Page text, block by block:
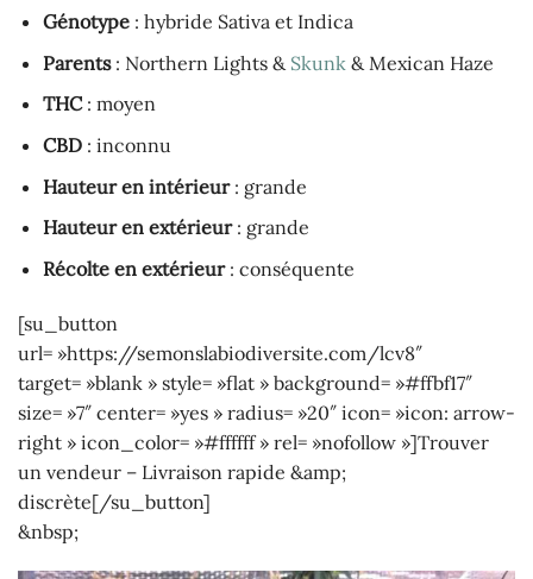
Génotype: hybride Sativa et Indica
Parents: Northern Lights & Skunk & Mexican Haze
THC: moyen
CBD: inconnu
Hauteur en intérieur: grande
Hauteur en extérieur: grande
Récolte en extérieur: conséquente
[su_button
url= »https://semonslabiodiversite.com/lcv8″
target= »blank » style= »flat » background= »#ffbf17″
size= »7″ center= »yes » radius= »20″ icon= »icon: arrow-
right » icon_color= »#ffffff » rel= »nofollow »]Trouver
un vendeur – Livraison rapide &amp;
discrète[/su_button]
&nbsp;